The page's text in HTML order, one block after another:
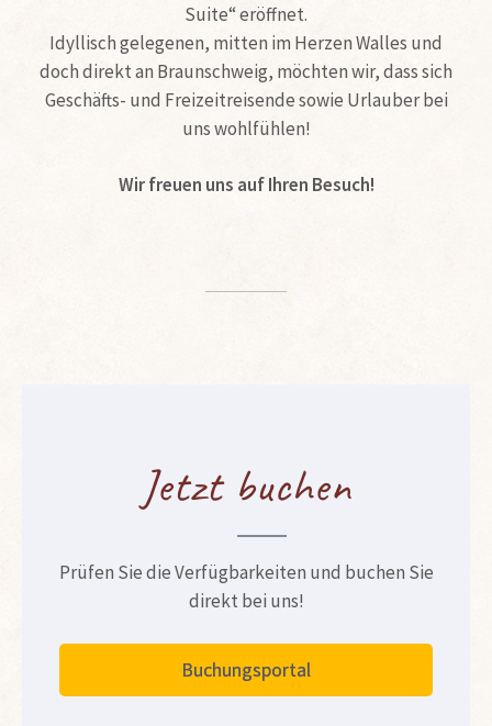
Suite“ eröffnet.
Idyllisch gelegenen, mitten im Herzen Walles und
doch direkt an Braunschweig, möchten wir, dass sich
Geschäfts- und Freizeitreisende sowie Urlauber bei
uns wohlfühlen!
Wir freuen uns auf Ihren Besuch!
Jetzt buchen
Prüfen Sie die Verfügbarkeiten und buchen Sie
direkt bei uns!
Buchungsportal